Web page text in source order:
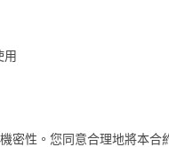
用
密性。您同意合理地將本合